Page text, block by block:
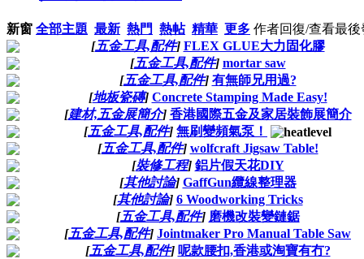
新窗 全部主題 最新 熱門 熱帖 精華 更多 作者回復/查看最後
[五金工具,配件] FLEX GLUE大力固化膠
[五金工具,配件] mortar saw
[五金工具,配件] 有無師兄用過?
[地板瓷磚] Concrete Stamping Made Easy!
[建材,五金展簡介] 香港國際五金及家居裝飾展簡介
[五金工具,配件] 無刷變頻氣泵！
[五金工具,配件] wolfcraft Jigsaw Table!
[裝修工程] 鋁片假天花DIY
[其他討論] GaffGun纜線整理器
[其他討論] 6 Woodworking Tricks
[五金工具,配件] 磨機改裝變鏈鋸
[五金工具,配件] Jointmaker Pro Manual Table Saw
[五金工具,配件] 呢款腰扣,香港或淘寶有冇?